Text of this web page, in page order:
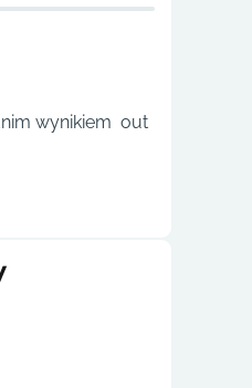
wynikiem out